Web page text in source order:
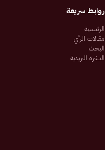
روابط سريعة
الرئيسية
مقالات الرأي
البحث
النشرة البريدية